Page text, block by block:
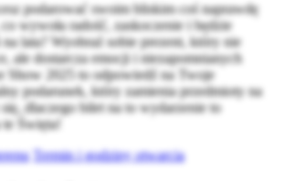
podarować swoim bliskim coś naprawdę
wywoła radość, zaskoczenie i będzie
na lata? Wyobraź sobie prezent, który nie
ale dostarcza emocji i niezapomnianych
Show 2025 to odpowiedź na Twoje
podarunek, który zamienia przedmioty na
dlaczego bilet na to wydarzenie to
Święta!
Termin i godziny otwarcia